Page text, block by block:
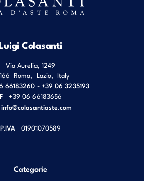
Colasanti
Via Aurelia, 1249
Roma Lazio Italy
66183260 - +39 06 3235193
F
+39 06 66183656
info@colasantiaste.com
P.IVA 01901070589
Categorie